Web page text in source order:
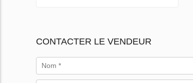
CONTACTER LE VENDEUR